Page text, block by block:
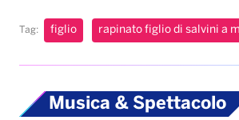
Tag: figlio rapinato figlio di salvini a
Musica & Spettacolo